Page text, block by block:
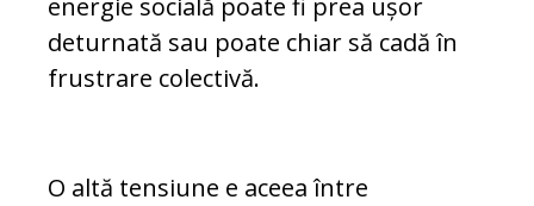
energie socială poate fi prea ușor
deturnată sau poate chiar să cadă în
frustrare colectivă.
O altă tensiune e aceea între